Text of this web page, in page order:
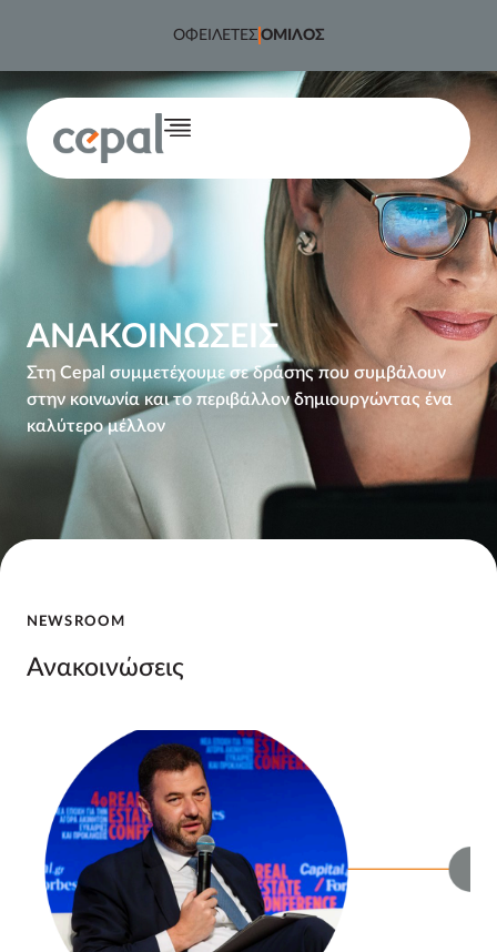
ΟΦΕΙΛΕΤΕΣ ΟΜΙΛΟΣ
ΑΝΑΚΟΙΝΩΣΕΙΣ
Στη Cepal συμμετέχουμε σε δράσης που συμβάλουν
στην κοινωνία και το περιβάλλον δημιουργώντας ένα
καλύτερο μέλλον
NEWSROOM
Ανακοινώσεις